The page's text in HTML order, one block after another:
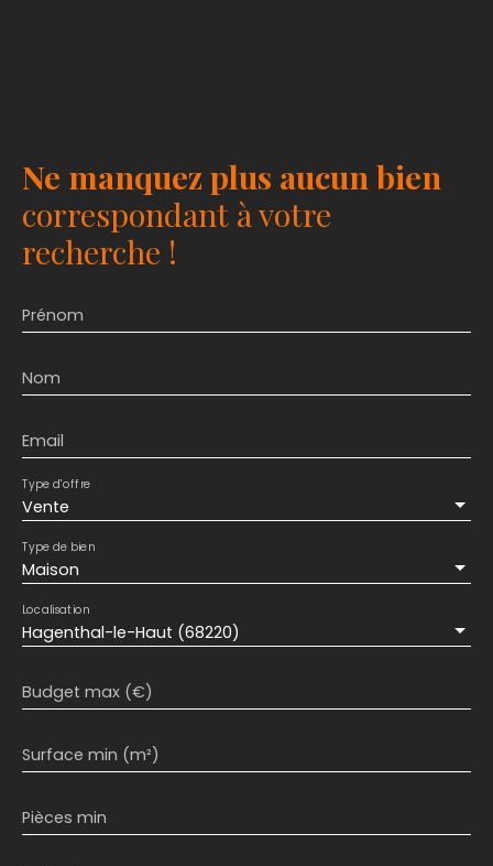
Ne manquez plus aucun bien
correspondant à votre
recherche !
Prénom
Nom
Email
Vente
Type d'offre
Maison
Type de bien
Hagenthal-le-Haut (68220)
Localisation
Budget max (€)
Surface min (m²)
Pièces min